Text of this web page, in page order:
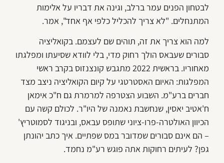
לבטחון הפנים עמר ברלב, וגינה את דבריו על אלימות
המתנחלים. "לא צריך להכליל כלפי אף אחד", אמר.
למה הוא צריך את זה, תוהים שם לעצמם. בקואליציה
סבורים שעבאס הולך רחוק מדי, בלי לוודא שסיעתו ומפלגתו
מאחוריו. בראשית 2022 מתגבש קונצנזוס בקרב ראשי
המפלגות: האיום האסטרטגי על קיום הקואליציה ניצב מצד
חברים ברע"מ. השבוע הצטרפה למרמרת גם ח"כ אימאן
ח'אטיב יאסין, שנחשבת נאמנה של היו"ר. לכולם קשה עם
הכיוון האולטרה-פרו-ציוני שתופס עבאס, ובניגוד לסמוטריץ'
– הם אינם סבורים שמדובר במס שפתיים. איך כתב יהונתן
גפן? לעיתים רחוקות אתה פוגש רע"מ נחמד.